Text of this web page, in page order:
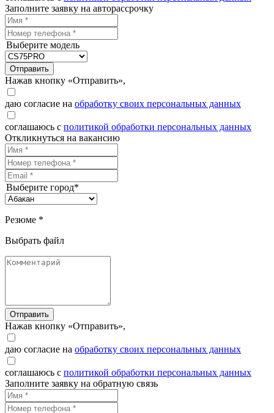
Заполните заявку на авторассрочку
Выберите модель
Отправить
Нажав кнопку «Отправить»,
даю согласие на обработку своих персональных данных
соглашаюсь с политикой обработки персональных данных
Откликнуться на вакансию
Выберите город*
Резюме *
Выбрать файл
Отправить
Нажав кнопку «Отправить»,
даю согласие на обработку своих персональных данных
соглашаюсь с политикой обработки персональных данных
Заполните заявку на обратную связь